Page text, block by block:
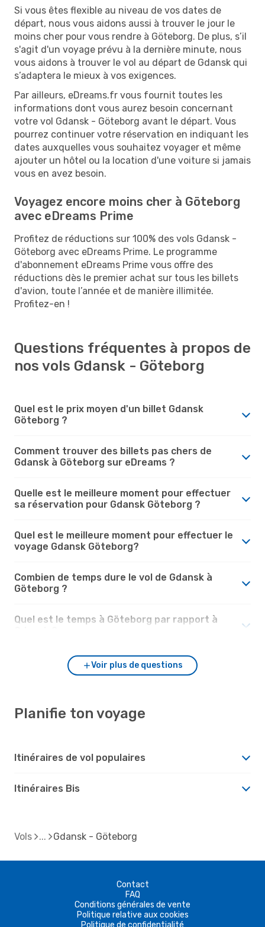
Si vous êtes flexible au niveau de vos dates de
départ, nous vous aidons aussi à trouver le jour le
moins cher pour vous rendre à Göteborg. De plus, s’il
s'agit d'un voyage prévu à la dernière minute, nous
vous aidons à trouver le vol au départ de Gdansk qui
s’adaptera le mieux à vos exigences.
Par ailleurs, eDreams.fr vous fournit toutes les
informations dont vous aurez besoin concernant
votre vol Gdansk - Göteborg avant le départ. Vous
pourrez continuer votre réservation en indiquant les
dates auxquelles vous souhaitez voyager et même
ajouter un hôtel ou la location d'une voiture si jamais
vous en avez besoin.
Voyagez encore moins cher à Göteborg
avec eDreams Prime
Profitez de réductions sur 100% des vols Gdansk -
Göteborg avec eDreams Prime. Le programme
d'abonnement eDreams Prime vous offre des
réductions dès le premier achat sur tous les billets
d'avion, toute l’année et de manière illimitée.
Profitez-en !
Questions fréquentes à propos de
nos vols Gdansk - Göteborg
Quel est le prix moyen d'un billet Gdansk
Göteborg ?
Comment trouver des billets pas chers de
Gdansk à Göteborg sur eDreams ?
Quelle est le meilleure moment pour effectuer
sa réservation pour Gdansk Göteborg ?
Quel est le meilleure moment pour effectuer le
voyage Gdansk Göteborg?
Combien de temps dure le vol de Gdansk à
Göteborg ?
Quel est le temps à Göteborg par rapport à
Voir plus de questions
Planifie ton voyage
Itinéraires de vol populaires
Itinéraires Bis
Vols Gdansk - Göteborg
Contact
FAQ
Conditions générales de vente
Politique relative aux cookies
Politique de confidentialité